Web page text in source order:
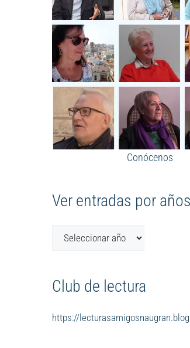
Conócenos
Ver entradas por años
Club de lectura
https://